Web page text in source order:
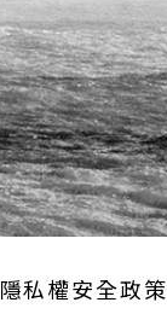
隱私權安全政策